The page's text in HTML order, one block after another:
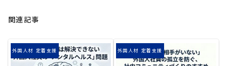
関連記事
外国人材 定着支援 外国人材 定着支援